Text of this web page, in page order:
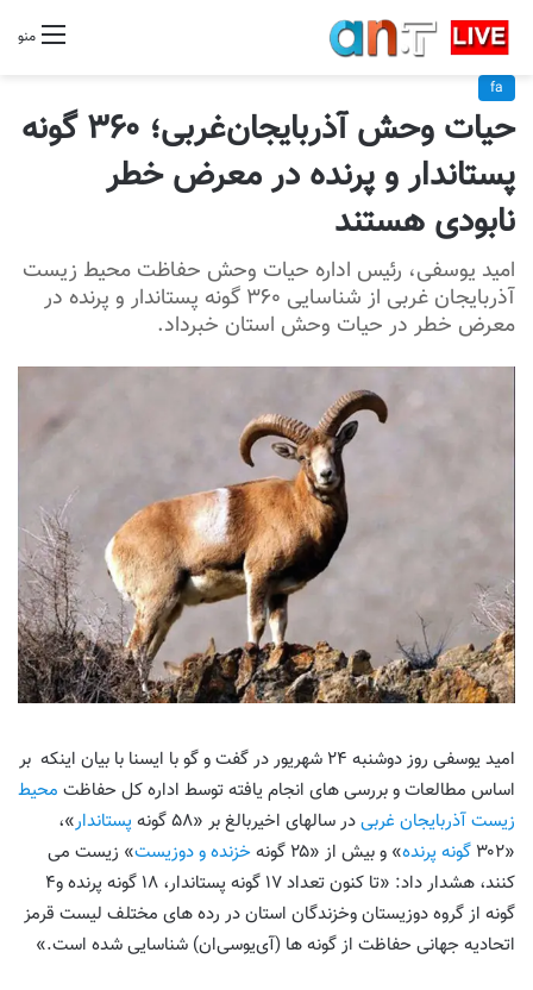
منو
fa
حیات وحش آذربایجان‌غربی؛ ۳۶۰ گونه
پستاندار و پرنده در معرض خطر
نابودی هستند
امید یوسفی، رئیس اداره حیات وحش حفاظت محیط زیست
آذربایجان غربی از شناسایی ۳۶۰ گونه پستاندار و پرنده در
معرض خطر در حیات وحش استان خبرداد.
امید یوسفی روز دوشنبه ۲۴ شهریور در گفت و گو با ایسنا با بیان اینکه بر
اساس مطالعات و بررسی های انجام یافته توسط اداره کل حفاظت محیط
زیست آذربایجان غربیدر سالهای اخیربالغ بر «۵۸ گونه پستاندار»،
«۳۰۲
گونه پرنده» و بیش از «۲۵ گونه خزنده و دوزیست» زیست می
کنند، هشدار داد: «تا کنون تعداد ۱۷ گونه پستاندار، ۱۸ گونه پرنده و۴
گونه از گروه دوزیستان وخزندگان استان در رده های مختلف لیست قرمز
اتحادیه جهانی حفاظت از گونه ها (آی‌یو‌سی‌ان) شناسایی شده است.»